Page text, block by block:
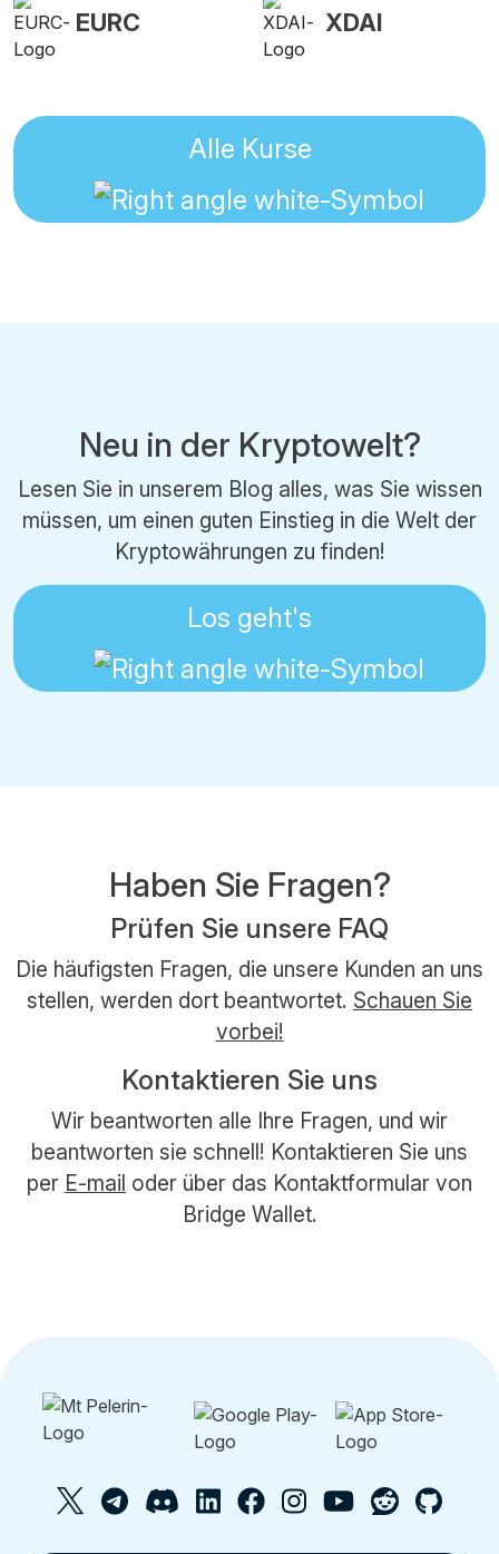
EURC XDAI
Alle Kurse
Neu in der Kryptowelt?
Lesen Sie in unserem Blog alles, was Sie wissen
müssen, um einen guten Einstieg in die Welt der
Kryptowährungen zu finden!
Los geht's
Haben Sie Fragen?
Prüfen Sie unsere FAQ
Die häufigsten Fragen, die unsere Kunden an uns
stellen, werden dort beantwortet. Schauen Sie
vorbei!
Kontaktieren Sie uns
Wir beantworten alle Ihre Fragen, und wir
beantworten sie schnell! Kontaktieren Sie uns
per E-mail oder über das Kontaktformular von
Bridge Wallet.